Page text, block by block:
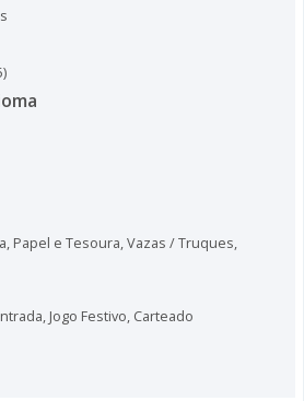
Papel e Tesoura,Vazas / Truques,
, Jogo Festivo, Carteado